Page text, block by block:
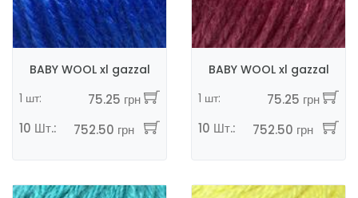
BABY WOOL xl gazzal
1 шт:
75.25 грн
10 Шт.:
752.50 грн
BABY WOOL xl gazzal
1 шт:
75.25 грн
10 Шт.:
752.50 грн